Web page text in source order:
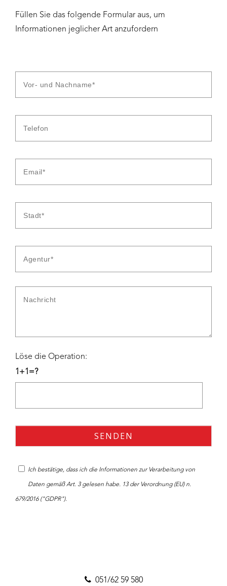
Füllen Sie das folgende Formular aus, um
Informationen jeglicher Art anzufordern
Löse die Operation:
1+1=?
Ich bestätige, dass ich die Informationen zur Verarbeitung von
Daten gemäß Art. 3 gelesen habe. 13 der Verordnung (EU) n.
679/2016 ("GDPR").
051/62 59 580